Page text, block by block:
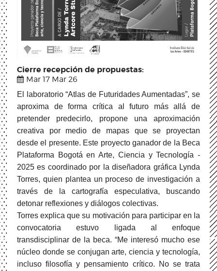
Cierre recepción de propuestas:
Mar 17 Mar 26
El laboratorio “Atlas de Futuridades Aumentadas”, se
aproxima de forma crítica al futuro más allá de
pretender predecirlo, propone una aproximación
creativa por medio de mapas que se proyectan
desde el presente. Este proyecto ganador de la Beca
Plataforma Bogotá en Arte, Ciencia y Tecnología -
2025 es coordinado por la diseñadora gráfica Lynda
Torres, quien plantea un proceso de investigación a
través de la cartografía especulativa, buscando
detonar reflexiones y diálogos colectivas.
Torres explica que su motivación para participar en la
convocatoria estuvo ligada al enfoque
transdisciplinar de la beca. “Me interesó mucho ese
núcleo donde se conjugan arte, ciencia y tecnología,
incluso filosofía y pensamiento crítico. No se trata